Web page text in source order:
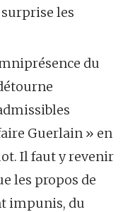
les
du
Guerlain » en
Il faut y revenir
les propos de
impunis, du